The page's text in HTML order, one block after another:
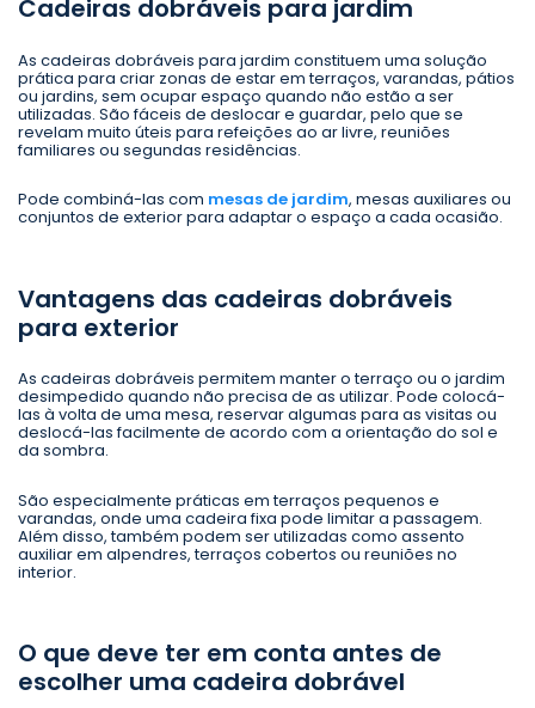
Cadeiras dobráveis para jardim
As cadeiras dobráveis para jardim constituem uma solução
prática para criar zonas de estar em terraços, varandas, pátios
ou jardins, sem ocupar espaço quando não estão a ser
utilizadas. São fáceis de deslocar e guardar, pelo que se
revelam muito úteis para refeições ao ar livre, reuniões
familiares ou segundas residências.
Pode combiná-las com mesas de jardim, mesas auxiliares ou
conjuntos de exterior para adaptar o espaço a cada ocasião.
Vantagens das cadeiras dobráveis
para exterior
As cadeiras dobráveis permitem manter o terraço ou o jardim
desimpedido quando não precisa de as utilizar. Pode colocá-
las à volta de uma mesa, reservar algumas para as visitas ou
deslocá-las facilmente de acordo com a orientação do sol e
da sombra.
São especialmente práticas em terraços pequenos e
varandas, onde uma cadeira fixa pode limitar a passagem.
Além disso, também podem ser utilizadas como assento
auxiliar em alpendres, terraços cobertos ou reuniões no
interior.
O que deve ter em conta antes de
escolher uma cadeira dobrável